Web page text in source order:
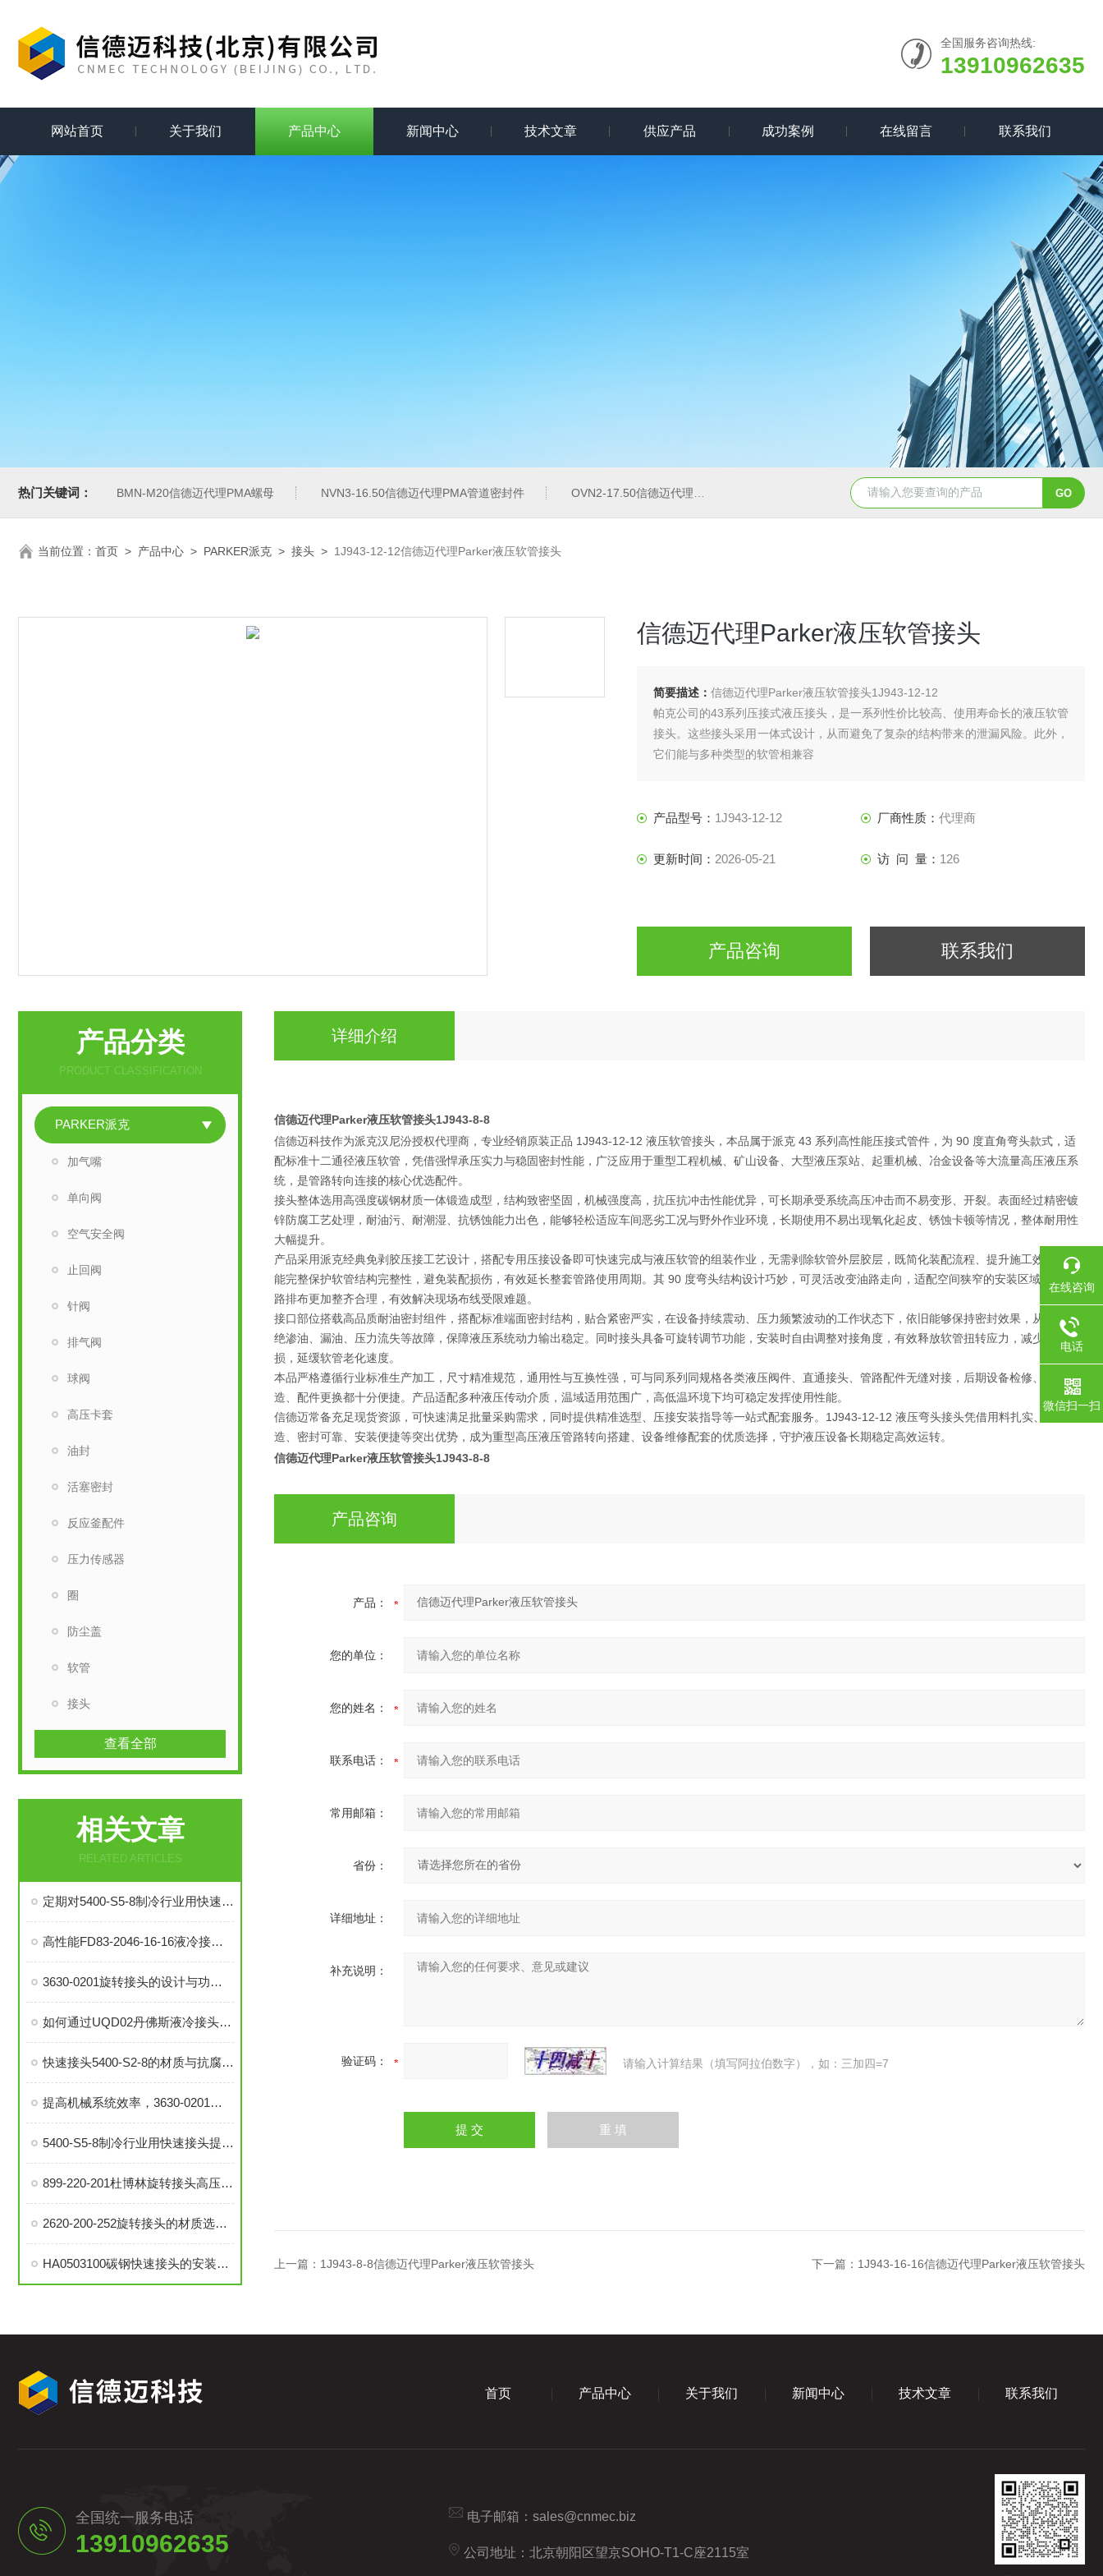
全国服务咨询热线:
13910962635
网站首页 关于我们 产品中心 新闻中心 技术文章 供应产品 成功案例 在线留言 联系我们
热门关键词： BMN-M20信德迈代理PMA螺母 NVN3-16.50信德迈代理PMA管道密封件 OVN2-17.50信德迈代理PMA导管夹 5347信德迈代理Parker 45度绝缘防水接头 5353信
当前位置： 首页 > 产品中心 > PARKER派克 > 接头 > 1J943-12-12信德迈代理Parker液压软管接头
信德迈代理Parker液压软管接头
简要描述： 信德迈代理Parker液压软管接头1J943-12-12
帕克公司的43系列压接式液压接头，是一系列性价比较高、使用寿命长的液压软管
接头。这些接头采用一体式设计，从而避免了复杂的结构带来的泄漏风险。此外，
它们能与多种类型的软管相兼容
产品型号： 1J943-12-12 厂商性质： 代理商
更新时间： 2026-05-21 访 问 量： 126
产品咨询 联系我们
产品分类
PRODUCT CLASSIFICATION
PARKER派克
加气嘴
单向阀
空气安全阀
止回阀
针阀
排气阀
球阀
高压卡套
油封
活塞密封
反应釜配件
压力传感器
圈
防尘盖
软管
接头
查看全部
相关文章
RELATED ARTICLES
定期对5400-S5-8制冷行业用快速接头进行泄漏检测的必要性与操作方法
高性能FD83-2046-16-16液冷接头：理想的热管理配件
3630-0201旋转接头的设计与功能解析
如何通过UQD02丹佛斯液冷接头提升冷却系统的耐用性？
快速接头5400-S2-8的材质与抗腐蚀性探讨
提高机械系统效率，3630-0201旋转接头的优势分析
5400-S5-8制冷行业用快速接头提升系统稳定性与操作便捷性
899-220-201杜博林旋转接头高压液压接头的安装、调试与维护技巧
2620-200-252旋转接头的材质选择与耐用性分析
HA0503100碳钢快速接头的安装与维护指南
详细介绍
信德迈代理Parker液压软管接头1J943-8-8
信德迈科技作为派克汉尼汾授权代理商，专业经销原装正品 1J943-12-12 液压软管接头，本品属于派克 43 系列高性能压接式管件，为 90 度直角弯头款式，适
配标准十二通径液压软管，凭借强悍承压实力与稳固密封性能，广泛应用于重型工程机械、矿山设备、大型液压泵站、起重机械、冶金设备等大流量高压液压系
统，是管路转向连接的核心优选配件。
接头整体选用高强度碳钢材质一体锻造成型，结构致密坚固，机械强度高，抗压抗冲击性能优异，可长期承受系统高压冲击而不易变形、开裂。表面经过精密镀
锌防腐工艺处理，耐油污、耐潮湿、抗锈蚀能力出色，能够轻松适应车间恶劣工况与野外作业环境，长期使用不易出现氧化起皮、锈蚀卡顿等情况，整体耐用性
大幅提升。
产品采用派克经典免剥胶压接工艺设计，搭配专用压接设备即可快速完成与液压软管的组装作业，无需剥除软管外层胶层，既简化装配流程、提升施工效率，又
能完整保护软管结构完整性，避免装配损伤，有效延长整套管路使用周期。其 90 度弯头结构设计巧妙，可灵活改变油路走向，适配空间狭窄的安装区域，让管
路排布更加整齐合理，有效解决现场布线受限难题。
接口部位搭载高品质耐油密封组件，搭配标准端面密封结构，贴合紧密严实，在设备持续震动、压力频繁波动的工作状态下，依旧能够保持密封效果，从根源杜
绝渗油、漏油、压力流失等故障，保障液压系统动力输出稳定。同时接头具备可旋转调节功能，安装时自由调整对接角度，有效释放软管扭转应力，减少弯折磨
损，延缓软管老化速度。
本品严格遵循行业标准生产加工，尺寸精准规范，通用性与互换性强，可与同系列同规格各类液压阀件、直通接头、管路配件无缝对接，后期设备检修、管路改
造、配件更换都十分便捷。产品适配多种液压传动介质，温域适用范围广，高低温环境下均可稳定发挥使用性能。
信德迈常备充足现货资源，可快速满足批量采购需求，同时提供精准选型、压接安装指导等一站式配套服务。1J943-12-12 液压弯头接头凭借用料扎实、高压耐
造、密封可靠、安装便捷等突出优势，成为重型高压液压管路转向搭建、设备维修配套的优质选择，守护液压设备长期稳定高效运转。
信德迈代理Parker液压软管接头1J943-8-8
产品咨询
产品：
您的单位：
您的姓名：
联系电话：
常用邮箱：
省份：
详细地址：
补充说明：
验证码： 请输入计算结果（填写阿拉伯数字），如：三加四=7
上一篇： 1J943-8-8信德迈代理Parker液压软管接头 下一篇： 1J943-16-16信德迈代理Parker液压软管接头
首页 产品中心 关于我们 新闻中心 技术文章 联系我们
全国统一服务电话
13910962635
电子邮箱： sales@cnmec.biz
公司地址：北京朝阳区望京SOHO-T1-C座2115室
在线咨询
电话
微信扫一扫